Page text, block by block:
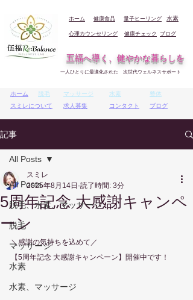
ホーム 健康食品 量子ヒーリング 水素
心理カウンセリング 健康チェック ブログ
五福へ導く、健やかな暮らしを
一人ひとりに最適化された 次世代ウェルネスサポート
ホーム
脱毛
スミレについて
マッサージ
求人募集
水素
コンタクト
整体
ブログ
記事
All Posts
脱毛、水素、マッサージ
脱毛
マッサージ
水素
水素、マッサージ
All Posts
5周年記念 大感謝キャンペ
ーン
スミレ
2025年8月14日 読了時間: 3分
＼感謝の気持ちを込めて／
【5周年記念 大感謝キャンペーン】開催中です！